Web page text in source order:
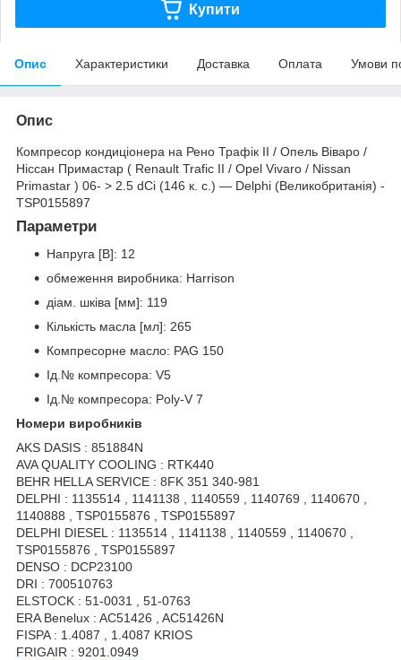
Купити
Опис Характеристики Доставка Оплата Умови
Опис
Компресор кондиціонера на Рено Трафік II / Опель Віваро /
Ніссан Примастар ( Renault Trafic II / Opel Vivaro / Nissan
Primastar ) 06- > 2.5 dCi (146 к. с.) — Delphi (Великобританія) -
TSP0155897
Параметри
Напруга [В]: 12
обмеження виробника: Harrison
діам. шківа [мм]: 119
Кількість масла [мл]: 265
Компресорне масло: PAG 150
Ід.№ компресора: V5
Ід.№ компресора: Poly-V 7
Номери виробників
AKS DASIS : 851884N
AVA QUALITY COOLING : RTK440
BEHR HELLA SERVICE : 8FK 351 340-981
DELPHI : 1135514 , 1141138 , 1140559 , 1140769 , 1140670 ,
1140888 , TSP0155876 , TSP0155897
DELPHI DIESEL : 1135514 , 1141138 , 1140559 , 1140670 ,
TSP0155876 , TSP0155897
DENSO : DCP23100
DRI : 700510763
ELSTOCK : 51-0031 , 51-0763
ERA Benelux : AC51426 , AC51426N
FISPA : 1.4087 , 1.4087 KRIOS
FRIGAIR : 9201.0949